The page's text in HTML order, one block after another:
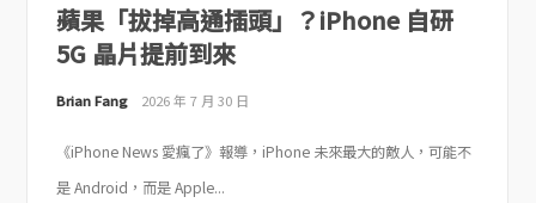
蘋果「拔掉高通插頭」？iPhone 自研
5G 晶片提前到來
Brian Fang 2026 年 7 月 30 日
《iPhone News 愛瘋了》報導，iPhone 未來最大的敵人，可能不
是 Android，而是 Apple...